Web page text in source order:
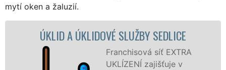
mytí oken a žaluzií.
ÚKLIDOVÉ SLUŽBY SEDLICE
Franchisová síť EXTRA
UKLÍZENÍ zajišťuje v
ÚKLIDOVÁ